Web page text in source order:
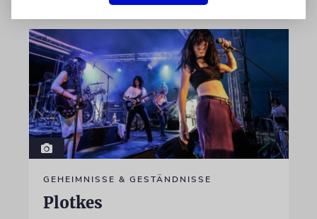
GEHEIMNISSE & GESTÄNDNISSE
Plotkes